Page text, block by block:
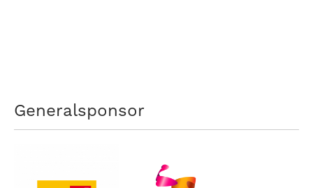
Generalsponsor